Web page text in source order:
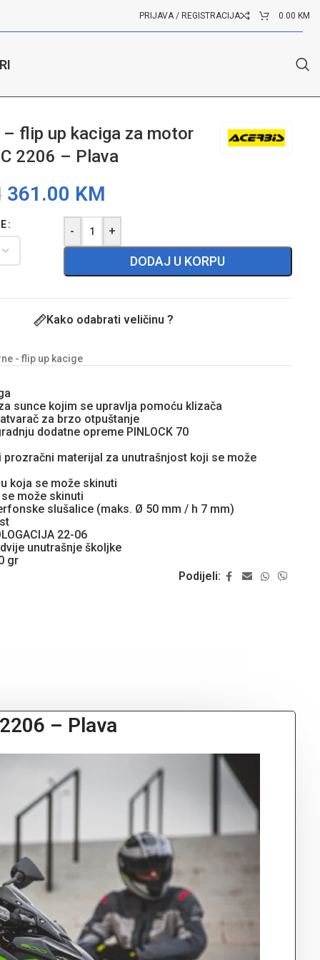
PRIJAVA / REGISTRACIJA 0.00 KM
flip up kaciga za motor
2206 – Plava
361.00 KM
- +
DODAJ U KORPU
Kako odabrati veličinu ?
- flip up kacige
sunce kojim se upravlja pomoću klizača
za brzo otpuštanje
dodatne opreme PINLOCK 70
prozračni materijal za unutrašnjost koji se može
koja se može skinuti
može skinuti
slušalice (maks. Ø 50 mm / h 7 mm)
22-06
unutrašnje školjke
gr
Podijeli:
– Plava